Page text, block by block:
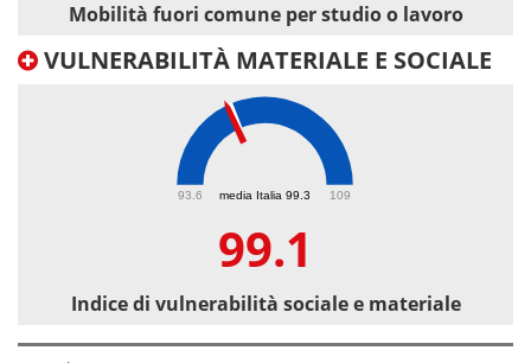
Mobilità fuori comune per studio o lavoro
VULNERABILITÀ MATERIALE E SOCIALE
media Italia 99.3
93.6 109
99.1
Indice di vulnerabilità sociale e materiale